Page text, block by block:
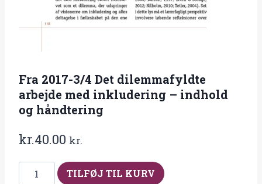
Fra 2017-3/4 Det dilemmafyldte
arbejde med inkludering – indhold
og håndtering
kr.40.00 kr.
TILFØJ TIL KURV